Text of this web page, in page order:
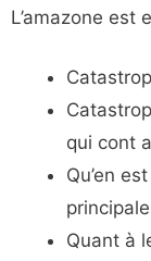
L’amazone est
qui cont
Qu’en
Quant à